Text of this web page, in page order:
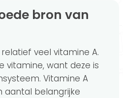
veel vitamine A.
vitamine, want deze is
Vitamine A
aantal belangrijke